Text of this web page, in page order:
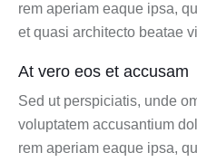
rem aperiam eaque ipsa,
et quasi architecto beatae
At vero eos et accusam
Sed ut perspiciatis, unde
voluptatem accusantium
rem aperiam eaque ipsa,